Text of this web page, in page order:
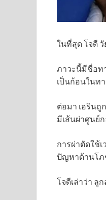
ในที่สุด โจดี
ภาวะนี้มีชื่อท
เป็นก้อนในท
ต่อมา เอรินถู
มีเส้นผ่าศูนย์ก
การผ่าตัดใช้
ปัญหาด้านโภ
โจดีเล่าว่า ลู